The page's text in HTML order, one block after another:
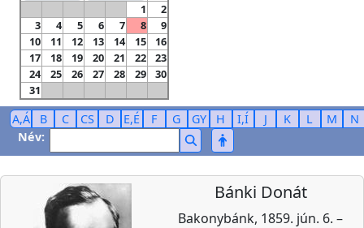
1
2
3
4 5 6 7 8
9
10
11 12 13 14 15
16
17
18 19 20 21 22
23
24
25 26 27 28 29
30
31
A,Á B C CS D E,É F G GY H I,Í J K L M
N
Név:
Bánki Donát
Bakonybánk, 1859. jún. 6. –